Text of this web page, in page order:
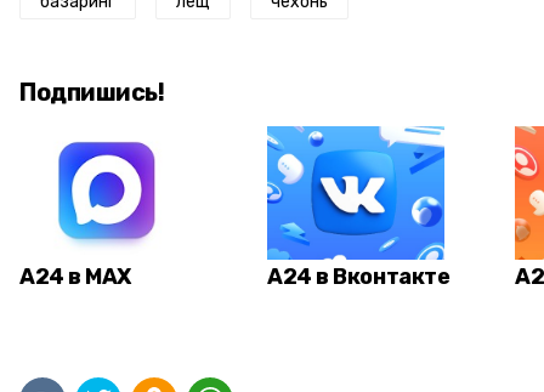
Подпишись!
А24 в MAX А24 в Вконтакте